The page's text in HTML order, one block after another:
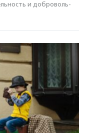
и доброволь­